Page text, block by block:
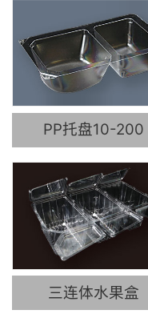
PP托盘10-200
三连体水果盒